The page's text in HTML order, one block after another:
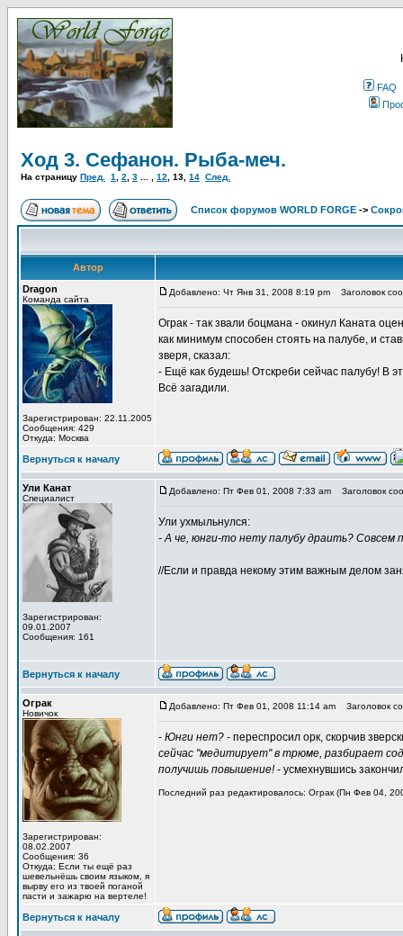
FAQ
Ход 3. Сефанон. Рыба-меч.
На страницу Пред. 1 2 3 12 13 14 След.
Список форумов WORLD FORGE ->
Автор
Dragon
Команда сайта
Зарегистрирован: 22.11.2005
Сообщения: 429
Откуда: Москва
Добавлено: Чт Янв 31, 2008 8:19 pm Заголовок
Ограк - так звали боцмана - окинул Каната
как минимум способен стоять на палубе, и
зверя, сказал:
- Ещё как будешь! Отскреби сейчас палубу! В
Всё загадили.
Вернуться к началу
Ули Канат
Специалист
Зарегистрирован:
09.01.2007
Сообщения: 161
Добавлено: Пт Фев 01, 2008 7:33 am Заголовок
Ули ухмыльнулся:
- А че, юнги-то нету палубу драить? Совсем
//Если и правда некому этим важным делом
Вернуться к началу
Ограк
Новичок
Зарегистрирован:
08.02.2007
Сообщения: 36
Откуда: Если ты ещё раз
шевельнёшь своим языком, я
вырву его из твоей поганой
пасти и зажарю на вертеле!
Добавлено: Пт Фев 01, 2008 11:14 am Заголовок
- Юнги нет? - переспросил орк, скорчив
сейчас "медитирует" в трюме, разбирает
получишь повышение!- усмехнувшись
Последний раз редактировалось: Ограк (Пн Фев 04,
Вернуться к началу